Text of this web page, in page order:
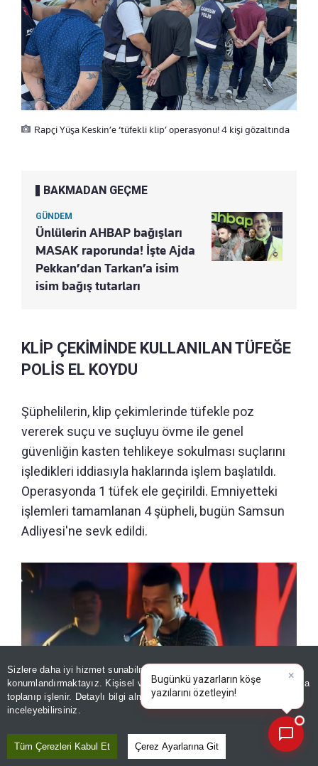
Sizlere daha iyi hizmet sunabilmek adına sitemizde
konumlandırmaktayız. Kişisel verileriniz, KVKK ve GDPR kapsamında
toplanıp işlenir. Detaylı bilgi almak içinAydınlatma Metnimizi
inceleyebilirsiniz.
Tüm Çerezleri Kabul Et Çerez Ayarlarına Git
Rapçi Yüşa Keskin’e ‘tüfekli klip’ operasyonu! 4 kişi gözaltında
BAKMADAN GEÇME
GÜNDEM
Ünlülerin AHBAP bağışları
MASAK raporunda! İşte Ajda
Pekkan’dan Tarkan’a isim
isim bağış tutarları
KLİP ÇEKİMİNDE KULLANILAN TÜFEĞE
POLİS EL KOYDU
Şüphelilerin, klip çekimlerinde tüfekle poz
vererek suçu ve suçluyu övme ile genel
güvenliğin kasten tehlikeye sokulması suçlarını
işledikleri iddiasıyla haklarında işlem başlatıldı.
Operasyonda 1 tüfek ele geçirildi. Emniyetteki
işlemleri tamamlanan 4 şüpheli, bugün Samsun
Adliyesi'ne sevk edildi.
Bugünkü yazarların köşe